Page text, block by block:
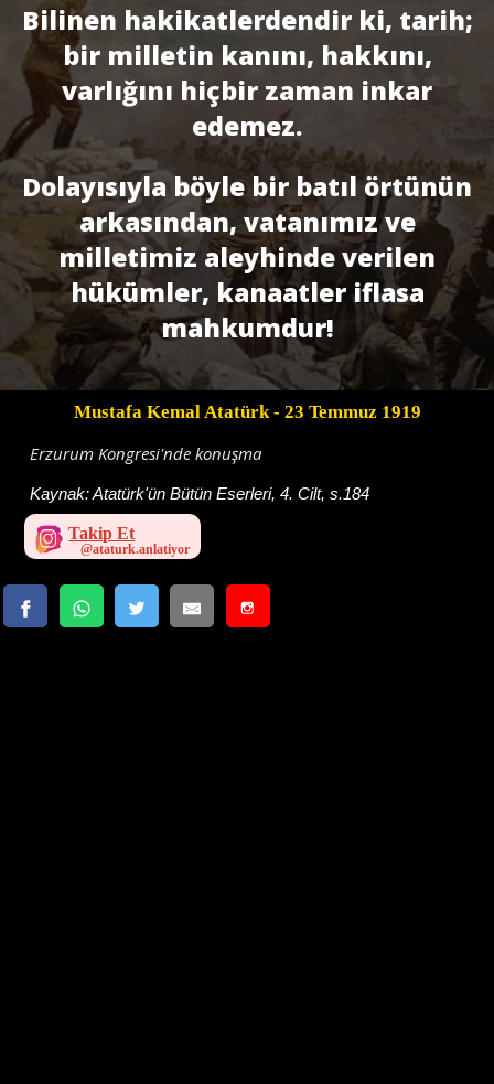
Bilinen hakikatlerdendir ki, tarih;
bir milletin kanını, hakkını,
varlığını hiçbir zaman inkar
edemez.
Dolayısıyla böyle bir batıl örtünün
arkasından, vatanımız ve
milletimiz aleyhinde verilen
hükümler, kanaatler iflasa
mahkumdur!
Mustafa Kemal Atatürk- 23 Temmuz 1919
Erzurum Kongresi'nde konuşma
Kaynak:Atatürk'ün Bütün Eserleri, 4. Cilt, s.184
Takip Et